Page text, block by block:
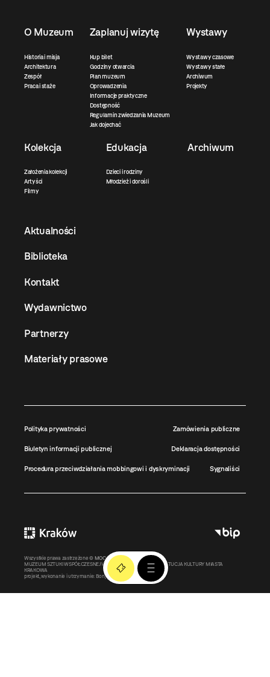
O Muzeum
Historia i misja
Architektura
Zespół
Praca i staże
Zaplanuj wizytę
Kup bilet
Godziny otwarcia
Plan muzeum
Oprowadzenia
Informacje praktyczne
Dostępność
Regulamin zwiedzania Muzeum
Jak dojechać
Wystawy
Wystawy czasowe
Wystawy stałe
Archiwum
Projekty
Kolekcja
Założenia kolekcji
Artyści
Filmy
Edukacja
Dzieci i rodziny
Młodzież i dorośli
Archiwum
Aktualności
Biblioteka
Kontakt
Wydawnictwo
Partnerzy
Materiały prasowe
Polityka prywatności Zamówienia publiczne
Biuletyn informacji publicznej Deklaracja dostępności
Procedura przeciwdziałania mobbingowi i dyskryminacji Sygnaliści
Wszystkie prawa zastrzeżone © MOCAK2011-2026
MUZEUM SZTUKI WSPÓŁCZESNEJ W KRAKOWIE MOCAK – INSTYTUCJA KULTURY MIASTA
KRAKOWA
projekt, wykonanie i utrzymanie: Bonjour.pl